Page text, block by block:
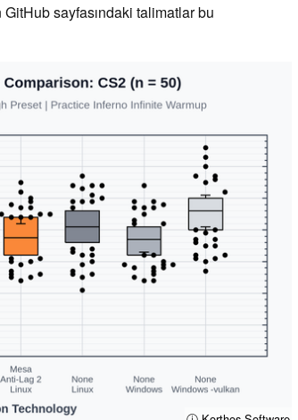
sayfasındaki talimatlar bu